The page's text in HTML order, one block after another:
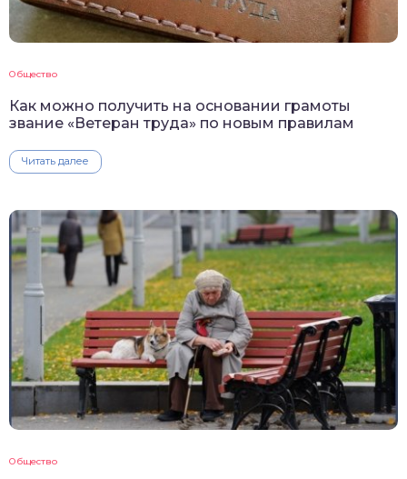
Общество
Как можно получить на основании грамоты
звание «Ветеран труда» по новым правилам
Читать далее
Общество